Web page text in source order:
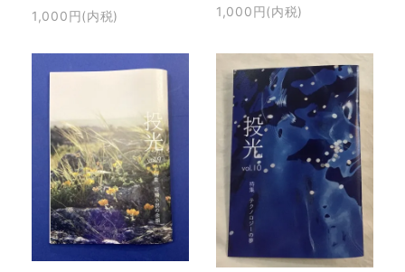
1,000円(内税) 1,000円(内税)